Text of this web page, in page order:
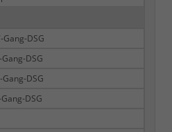
Gang-DSG
DSG
DSG
DSG